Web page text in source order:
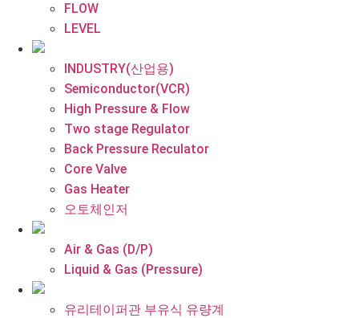
FLOW
LEVEL
INDUSTRY(산업용)
Semiconductor(VCR)
High Pressure & Flow
Two stage Regulator
Back Pressure Reculator
Core Valve
Gas Heater
오토체인저
Air & Gas (D/P)
Liquid & Gas (Pressure)
유리테이퍼관 부유식 유량계